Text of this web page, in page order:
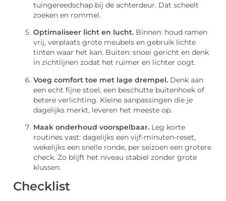
tuingereedschap bij de achterdeur. Dat scheelt
zoeken en rommel.
Optimaliseer licht en lucht. Binnen: houd ramen
vrij, verplaats grote meubels en gebruik lichte
tinten waar het kan. Buiten: snoei gericht en denk
in zichtlijnen zodat het ruimer en lichter oogt.
Voeg comfort toe met lage drempel. Denk aan
een echt fijne stoel, een beschutte buitenhoek of
betere verlichting. Kleine aanpassingen die je
dagelijks merkt, leveren het meeste op.
Maak onderhoud voorspelbaar. Leg korte
routines vast: dagelijks een vijf-minuten-reset,
wekelijks een snelle ronde, per seizoen een grotere
check. Zo blijft het niveau stabiel zonder grote
klussen.
Checklist